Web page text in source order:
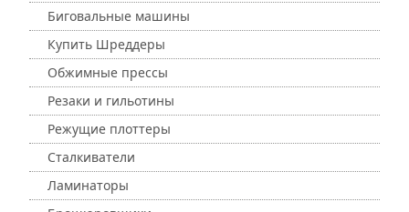
Биговальные машины
Купить Шреддеры
Обжимные прессы
Резаки и гильотины
Режущие плоттеры
Сталкиватели
Ламинаторы